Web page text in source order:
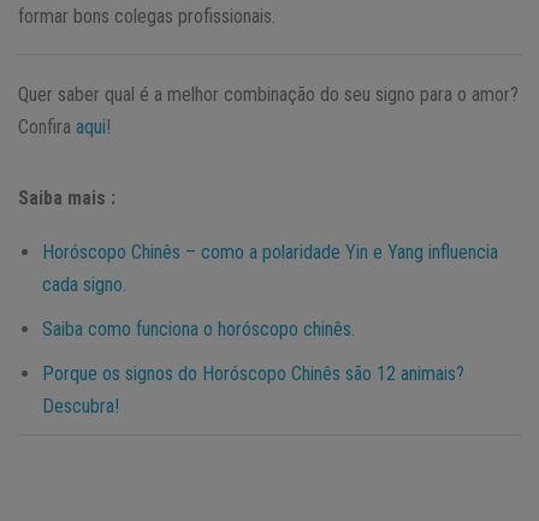
formar bons colegas profissionais.
Quer saber qual é a melhor combinação do seu signo para o amor?
Confira aqui!
Saiba mais :
Horóscopo Chinês – como a polaridade Yin e Yang influencia
cada signo.
Saiba como funciona o horóscopo chinês.
Porque os signos do Horóscopo Chinês são 12 animais?
Descubra!